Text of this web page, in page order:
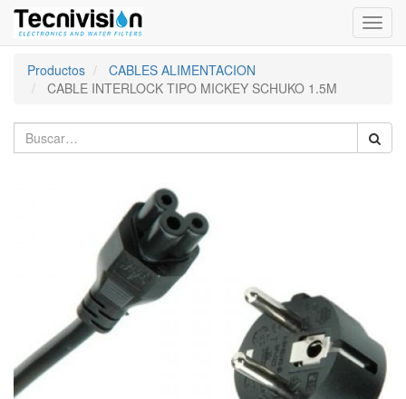
Productos
CABLES ALIMENTACION
CABLE INTERLOCK TIPO MICKEY SCHUKO 1.5M